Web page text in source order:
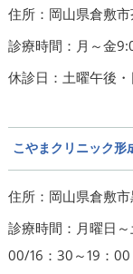
住所：岡山県倉敷
診療時間：月～金
休診日：土曜午後
こやまクリニック形
住所：岡山県倉敷市
診療時間：月曜日
00/16：30～19：00